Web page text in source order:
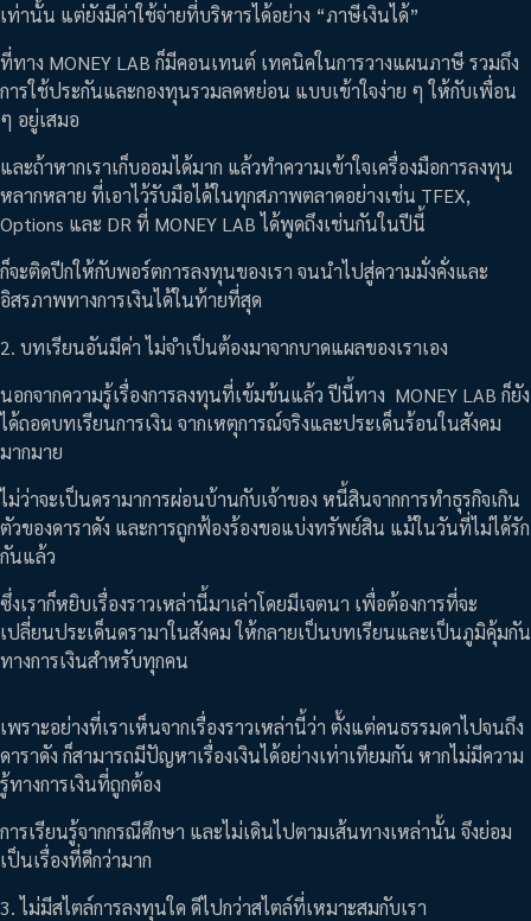
เท่านั้น แต่ยังมีค่าใช้จ่ายที่บริหารได้อย่าง “ภาษีเงินได้”
ที่ทาง MONEY LAB ก็มีคอนเทนต์ เทคนิคในการวางแผนภาษี รวมถึง
การใช้ประกันและกองทุนรวมลดหย่อน แบบเข้าใจง่าย ๆ ให้กับเพื่อน
ๆ อยู่เสมอ
และถ้าหากเราเก็บออมได้มาก แล้วทำความเข้าใจเครื่องมือการลงทุน
หลากหลาย ที่เอาไว้รับมือได้ในทุกสภาพตลาดอย่างเช่น TFEX,
Options และ DR ที่ MONEY LAB ได้พูดถึงเช่นกันในปีนี้
ก็จะติดปีกให้กับพอร์ตการลงทุนของเรา จนนำไปสู่ความมั่งคั่งและ
อิสรภาพทางการเงินได้ในท้ายที่สุด
2. บทเรียนอันมีค่า ไม่จำเป็นต้องมาจากบาดแผลของเราเอง
นอกจากความรู้เรื่องการลงทุนที่เข้มข้นแล้ว ปีนี้ทาง MONEY LAB ก็ยัง
ได้ถอดบทเรียนการเงิน จากเหตุการณ์จริงและประเด็นร้อนในสังคม
มากมาย
ไม่ว่าจะเป็นดรามาการผ่อนบ้านกับเจ้าของ หนี้สินจากการทำธุรกิจเกิน
ตัวของดาราดัง และการถูกฟ้องร้องขอแบ่งทรัพย์สิน แม้ในวันที่ไม่ได้รัก
กันแล้ว
ซึ่งเราก็หยิบเรื่องราวเหล่านี้มาเล่าโดยมีเจตนา เพื่อต้องการที่จะ
เปลี่ยนประเด็นดรามาในสังคม ให้กลายเป็นบทเรียนและเป็นภูมิคุ้มกัน
ทางการเงินสำหรับทุกคน
เพราะอย่างที่เราเห็นจากเรื่องราวเหล่านี้ว่า ตั้งแต่คนธรรมดาไปจนถึง
ดาราดัง ก็สามารถมีปัญหาเรื่องเงินได้อย่างเท่าเทียมกัน หากไม่มีความ
รู้ทางการเงินที่ถูกต้อง
การเรียนรู้จากกรณีศึกษา และไม่เดินไปตามเส้นทางเหล่านั้น จึงย่อม
เป็นเรื่องที่ดีกว่ามาก
3. ไม่มีสไตล์การลงทุนใด ดีไปกว่าสไตล์ที่เหมาะสมกับเรา